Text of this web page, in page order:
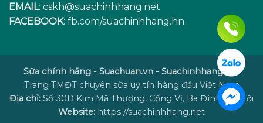
EMAIL: cskh@suachinhhang.net
FACEBOOK: fb.com/suachinhhang.hn
Sữa chính hãng - Suachuan.vn - Suachinhhang.net
Trang TMĐT chuyên sữa uy tín hàng đầu Việt Nam
Địa chỉ: Số 30D Kim Mã Thượng, Cống Vị, Ba Đình, Hà Nội
Website: https://suachinhhang.net